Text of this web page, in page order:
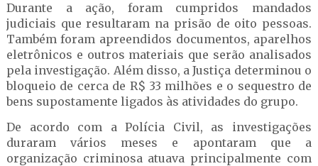
Durante a ação, foram cumpridos mandados
judiciais que resultaram na prisão de oito pessoas.
Também foram apreendidos documentos, aparelhos
eletrônicos e outros materiais que serão analisados
pela investigação. Além disso, a Justiça determinou o
bloqueio de cerca de R$ 33 milhões e o sequestro de
bens supostamente ligados às atividades do grupo.
De acordo com a Polícia Civil, as investigações
duraram vários meses e apontaram que a
organização criminosa atuava principalmente com